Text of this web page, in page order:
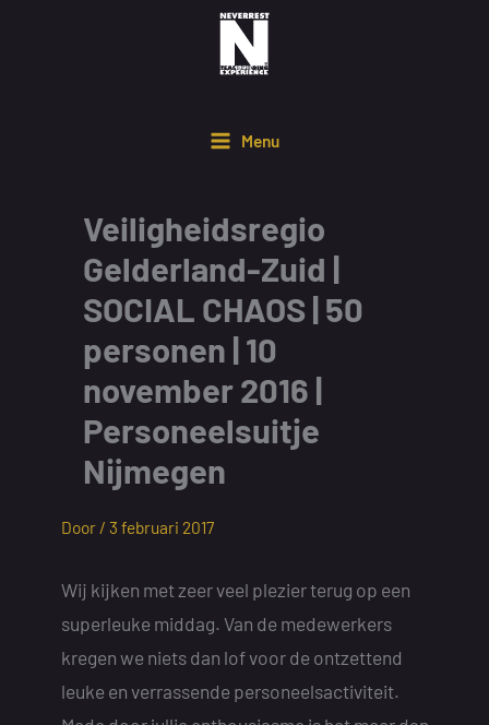
Menu
Veiligheidsregio
Gelderland-Zuid |
SOCIAL CHAOS | 50
personen | 10
november 2016 |
Personeelsuitje
Nijmegen
Door / 3 februari 2017
Wij kijken met zeer veel plezier terug op een
superleuke middag. Van de medewerkers
kregen we niets dan lof voor de ontzettend
leuke en verrassende personeelsactiviteit.